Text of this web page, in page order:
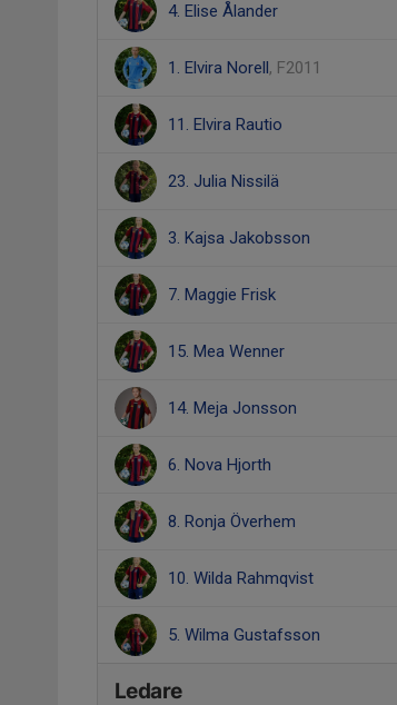
4. Elise Ålander
1. Elvira Norell, F2011
11. Elvira Rautio
23. Julia Nissilä
3. Kajsa Jakobsson
7. Maggie Frisk
15. Mea Wenner
14. Meja Jonsson
6. Nova Hjorth
8. Ronja Överhem
10. Wilda Rahmqvist
5. Wilma Gustafsson
Ledare